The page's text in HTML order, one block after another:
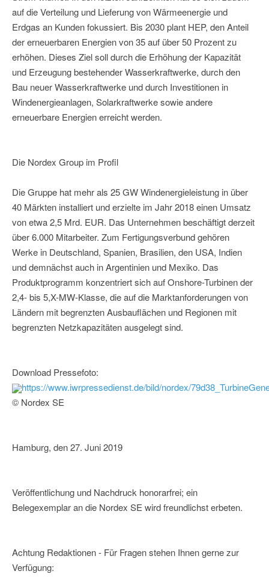
auf die Verteilung und Lieferung von Wärmeenergie und
Erdgas an Kunden fokussiert. Bis 2030 plant HEP, den Anteil
der erneuerbaren Energien von 35 auf über 50 Prozent zu
erhöhen. Dieses Ziel soll durch die Erhöhung der Kapazität
und Erzeugung bestehender Wasserkraftwerke, durch den
Bau neuer Wasserkraftwerke und durch Investitionen in
Windenergieanlagen, Solarkraftwerke sowie andere
erneuerbare Energien erreicht werden.
Die Nordex Group im Profil
Die Gruppe hat mehr als 25 GW Windenergieleistung in über
40 Märkten installiert und erzielte im Jahr 2018 einen Umsatz
von etwa 2,5 Mrd. EUR. Das Unternehmen beschäftigt derzeit
über 6.000 Mitarbeiter. Zum Fertigungsverbund gehören
Werke in Deutschland, Spanien, Brasilien, den USA, Indien
und demnächst auch in Argentinien und Mexiko. Das
Produktprogramm konzentriert sich auf Onshore-Turbinen der
2,4- bis 5,X-MW-Klasse, die auf die Marktanforderungen von
Ländern mit begrenzten Ausbauflächen und Regionen mit
begrenzten Netzkapazitäten ausgelegt sind.
Download Pressefoto:
https://www.iwrpressedienst.de/bild/nordex/
© Nordex SE
Hamburg, den 27. Juni 2019
Veröffentlichung und Nachdruck honorarfrei; ein
Belegexemplar an die Nordex SE wird freundlichst erbeten.
Achtung Redaktionen - Für Fragen stehen Ihnen gerne zur
Verfügung: